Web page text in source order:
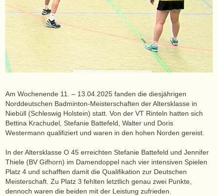
Am Wochenende 11. – 13.04.2025 fanden die diesjährigen
Norddeutschen Badminton-Meisterschaften der Altersklasse in
Niebüll (Schleswig Holstein) statt. Von der VT Rinteln hatten sich
Bettina Krachudel, Stefanie Battefeld, Walter und Doris
Westermann qualifiziert und waren in den hohen Norden gereist.
In der Altersklasse O 45 erreichten Stefanie Battefeld und Jennifer
Thiele (BV Gifhorn) im Damendoppel nach vier intensiven Spielen
Platz 4 und schafften damit die Qualifikation zur Deutschen
Meisterschaft. Zu Platz 3 fehlten letztlich genau zwei Punkte,
dennoch waren die beiden mit der Leistung zufrieden.